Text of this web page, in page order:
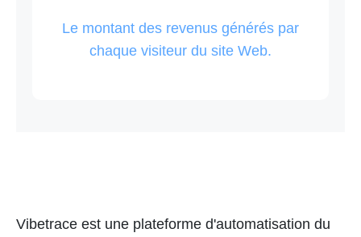
Le montant des revenus générés par
chaque visiteur du site Web.
Vibetrace est une plateforme d'automatisation du